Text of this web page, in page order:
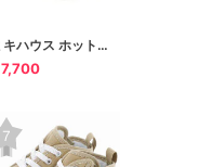
ミキハウス ホットビスケッツ
7,700